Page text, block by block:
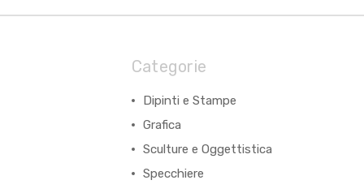
Categorie
Dipinti e Stampe
Grafica
Sculture e Oggettistica
Specchiere